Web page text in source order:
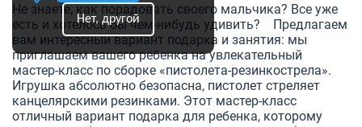
Нет, другой
Не знаете, как порадовать своего мальчика? Все уже
есть и хотелось бы чем-нибудь удивить? Предлагаем
вам интересный вариант подарка и занятия: мы
приглашаем вашего ребенка на увлекательный
мастер-класс по сборке «пистолета-резинкострела».
Игрушка абсолютно безопасна, пистолет стреляет
канцелярскими резинками. Этот мастер-класс
отличный вариант подарка для ребенка, которому